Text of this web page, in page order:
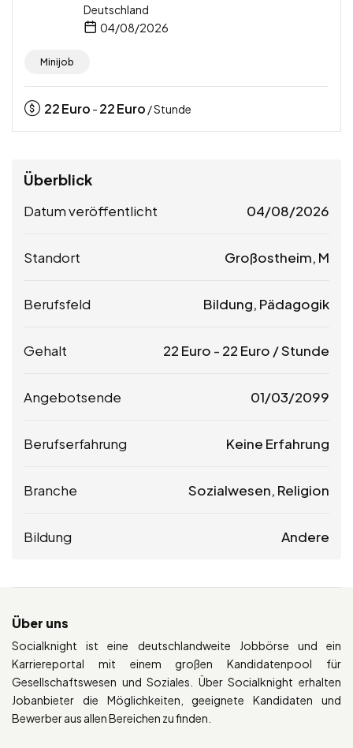
Deutschland
04/08/2026
Minijob
22Euro - 22Euro / Stunde
Überblick
Datum veröffentlicht 04/08/2026
Standort Großostheim, M
Berufsfeld Bildung, Pädagogik
Gehalt 22 Euro - 22 Euro / Stunde
Angebotsende 01/03/2099
Berufserfahrung Keine Erfahrung
Branche Sozialwesen, Religion
Bildung Andere
Über uns
Socialknight ist eine deutschlandweite Jobbörse und ein
Karriereportal mit einem großen Kandidatenpool für
Gesellschaftswesen und Soziales. Über Socialknight erhalten
Jobanbieter die Möglichkeiten, geeignete Kandidaten und
Bewerber aus allen Bereichen zu finden.